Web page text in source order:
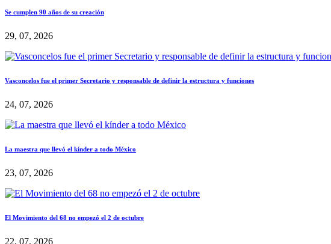
Se cumplen 90 años de su creación
29, 07, 2026
Vasconcelos fue el primer Secretario y responsable de definir la estructura y funciones
24, 07, 2026
La maestra que llevó el kínder a todo México
23, 07, 2026
El Movimiento del 68 no empezó el 2 de octubre
22, 07, 2026